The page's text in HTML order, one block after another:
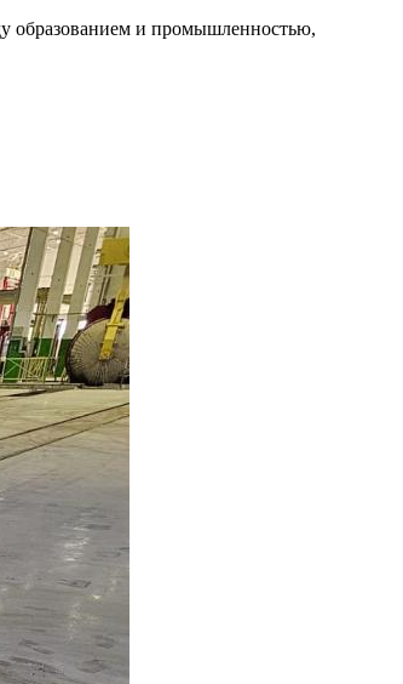
образованием и промышленностью,